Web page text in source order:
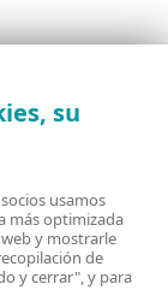
su
usamos
más optimizada
y mostrarle
de
y cerrar", y para